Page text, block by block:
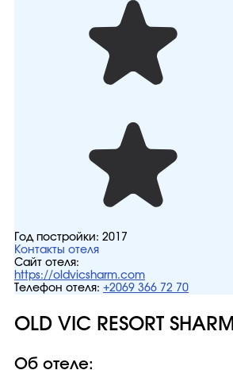
Год постройки: 2017
Контакты отеля
Сайт отеля:
https://oldvicsharm.com
Телефон отеля: +2069 366 72 70
OLD VIC RESORT SHARM
Об отеле: